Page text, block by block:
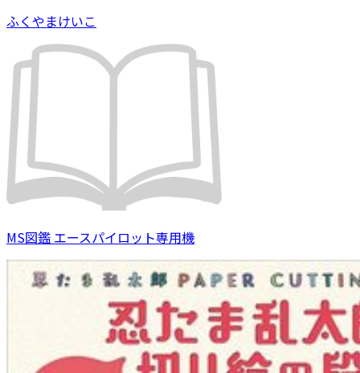
ふくやまけいこ
MS図鑑 エースパイロット専用機